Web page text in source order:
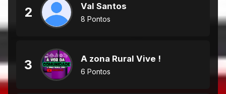
2 Val Santos
8 Pontos
3 A zona Rural Vive !
6 Pontos